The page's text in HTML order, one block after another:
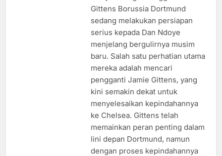
Gittens Borussia Dortmund
sedang melakukan persiapan
serius kepada Dan Ndoye
menjelang bergulirnya musim
baru. Salah satu perhatian utama
mereka adalah mencari
pengganti Jamie Gittens, yang
kini semakin dekat untuk
menyelesaikan kepindahannya
ke Chelsea. Gittens telah
memainkan peran penting dalam
lini depan Dortmund, namun
dengan proses kepindahannya